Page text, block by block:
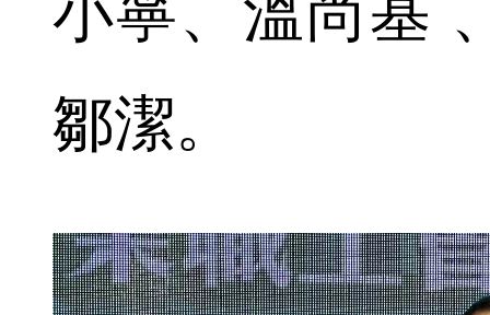
小寧、溫尚基
鄒潔。